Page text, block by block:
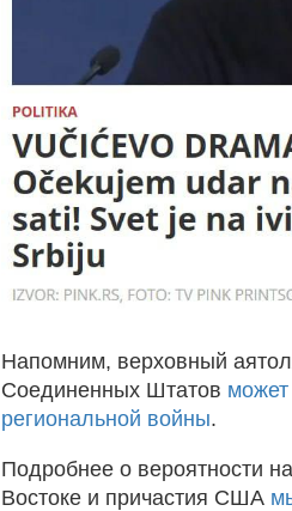
Напомним, верховный
Соединенных Штатов
региональной войны.
Подробнее о вероятности
Востоке и причастия США